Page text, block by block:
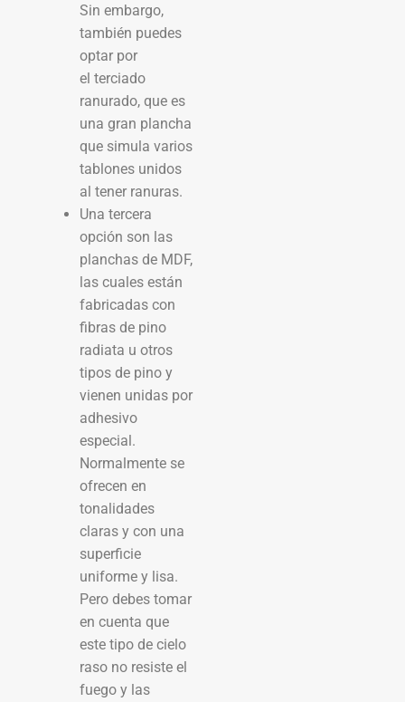
Sin embargo,
también puedes
optar por
el terciado
ranurado, que es
una gran plancha
que simula varios
tablones unidos
al tener ranuras.
Una tercera
opción son las
planchas de MDF,
las cuales están
fabricadas con
fibras de pino
radiata u otros
tipos de pino y
vienen unidas por
adhesivo
especial.
Normalmente se
ofrecen en
tonalidades
claras y con una
superficie
uniforme y lisa.
Pero debes tomar
en cuenta que
este tipo de cielo
raso no resiste el
fuego y las